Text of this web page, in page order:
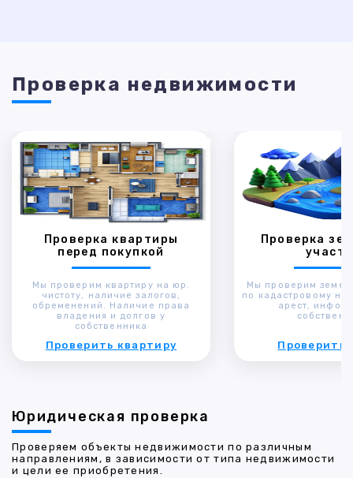
Проверка недвижимости
Проверка квартиры
перед покупкой
Мы проверим квартиру на юр.
чистоту, наличие залогов,
обременений. Наличие права
владения и долгов у
собственника
Проверить квартиру
Проверка
Мы проверим
по кадастровому
арест,
Проверить
Юридическая проверка
Проверяем объекты недвижимости по различным
направлениям, в зависимости от типа недвижимости
и цели ее приобретения.